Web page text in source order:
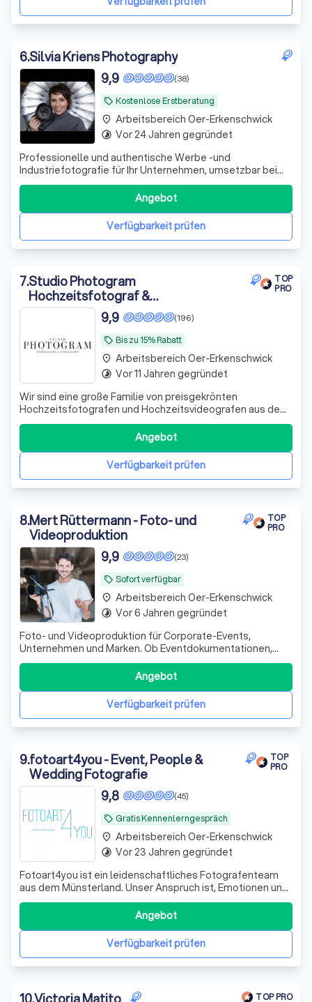
6.Silvia Kriens Photography
local_offer Kostenlose Erstberatung
(38)
9,9
Professionelle und authentische Werbe -und
Industriefotografie für Ihr Unternehmen, umsetzbar bei
Ihnen vor Ort oder im eigenem Fotostudio im Ruhrgebiet.
Verfügbarkeit prüfen
Angebot
place Arbeitsbereich Oer-Erkenschwick
timelapse Vor 24 Jahren gegründet
7.Studio Photogram
Hochzeitsfotograf &
Hochzeitsvideograf
TOP
PRO
local_offer Bis zu 15% Rabatt
(196)
9,9
Wir sind eine große Familie von preisgekrönten
Hochzeitsfotografen und Hochzeitsvideografen aus dem
Ruhrgebiet Hochzeiten begleitet und nehmen als erstes
unsere Liebe zur Arbeit mit in den Reisekoffer
Verfügbarkeit prüfen
Angebot
place Arbeitsbereich Oer-Erkenschwick
timelapse Vor 11 Jahren gegründet
8.Mert Rüttermann - Foto- und
Videoproduktion
TOP
PRO
local_offer Sofort verfügbar
(23)
9,9
Foto- und Videoproduktion für Corporate-Events,
Unternehmen und Marken. Ob Eventdokumentationen,
Imagefilme oder individuelle Business-Shootings, meine
Aufträge sind breit gefächert und durch meine
professionelle und kreative Herangehensweise habe ich
viele zufriedene Kunden gewinnen können. Dabei s
Verfügbarkeit prüfen
Angebot
place Arbeitsbereich Oer-Erkenschwick
timelapse Vor 6 Jahren gegründet
9.fotoart4you - Event, People &
Wedding Fotografie
TOP
PRO
local_offer Gratis Kennenlerngespräch
(45)
9,8
Fotoart4you ist ein leidenschaftliches Fotografenteam
aus dem Münsterland. Unser Anspruch ist, Emotionen und
Erinnerungen fest zuhalten, die auch nach Jahrzehnten
Verfügbarkeit prüfen
Angebot
place Arbeitsbereich Oer-Erkenschwick
timelapse Vor 23 Jahren gegründet
10.Victoria Matito TOP PRO